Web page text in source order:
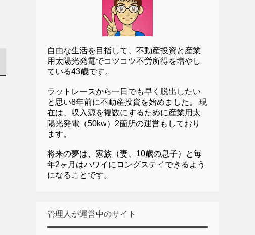
自由な生活を目指して、不動産投資と産業
用太陽光発電でコツコツ不労所得を増やし
ている43歳です。
ラットレースから一日でも早く脱出したい
と思い8年前に不動産投資を始めました。 現
在は、収入源を複数にするために産業用太
陽光発電（50kw）2箇所の運営もしており
ます。
将来の夢は、家族（妻、10歳の息子）と毎
年2ヶ月はハワイにロングステイできるよう
になることです。
管理人が運営中のサイト